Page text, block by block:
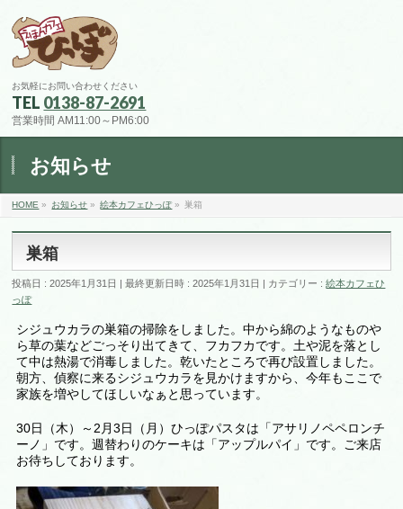
お気軽にお問い合わせください
TEL 0138-87-2691
営業時間 AM11:00～PM6:00
お知らせ
HOME » お知らせ » 絵本カフェひっぽ» 巣箱
巣箱
投稿日 : 2025年1月31日 最終更新日時 : 2025年1月31日 カテゴリー :絵本カフェひ
っぽ
シジュウカラの巣箱の掃除をしました。中から綿のようなものや
ら草の葉などごっそり出てきて、フカフカです。土や泥を落とし
て中は熱湯で消毒しました。乾いたところで再び設置しました。
朝方、偵察に来るシジュウカラを見かけますから、今年もここで
家族を増やしてほしいなぁと思っています。
30日（木）～2月3日（月）ひっぽパスタは「アサリノペペロンチ
ーノ」です。週替わりのケーキは 「アップルパイ 」です。ご来店
お待ちしております。